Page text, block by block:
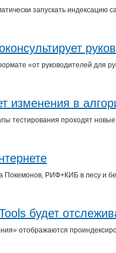
запускать индексацию
«от руководителей для
изменения в
тестирования проходят
РИФ+КИБ в лесу и
будет
отображаются